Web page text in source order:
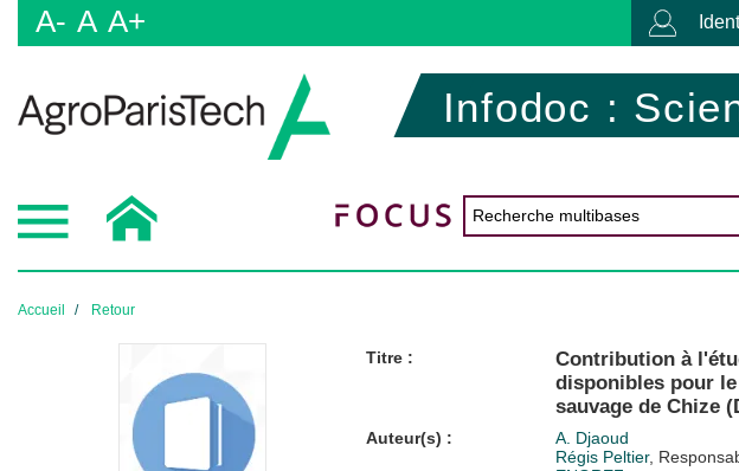
A- A A+
Infodoc :
Accueil Retour
Titre :
Contribution à
disponibles pour
sauvage de Chize
Auteur(s) :
A. Djaoud
Régis Peltier,